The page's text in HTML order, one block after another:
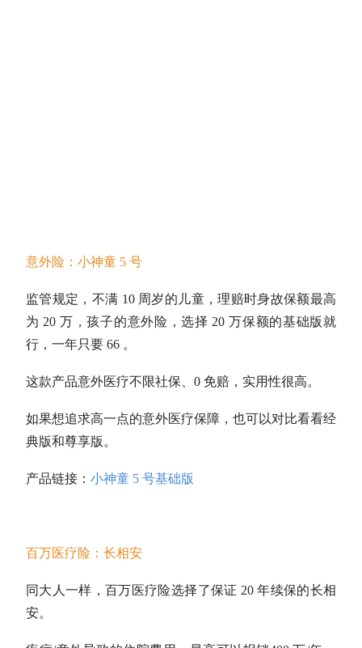
意外险：小神童 5 号
监管规定，不满 10 周岁的儿童，理赔时身故保额最高
为 20 万，孩子的意外险，选择 20 万保额的基础版就
行，一年只要 66 。
这款产品意外医疗不限社保、0 免赔，实用性很高。
如果想追求高一点的意外医疗保障，也可以对比看看经
典版和尊享版。
产品链接： 小神童 5 号基础版
百万医疗险：长相安
同大人一样，百万医疗险选择了保证 20 年续保的长相
安。